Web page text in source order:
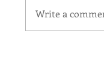
Write a